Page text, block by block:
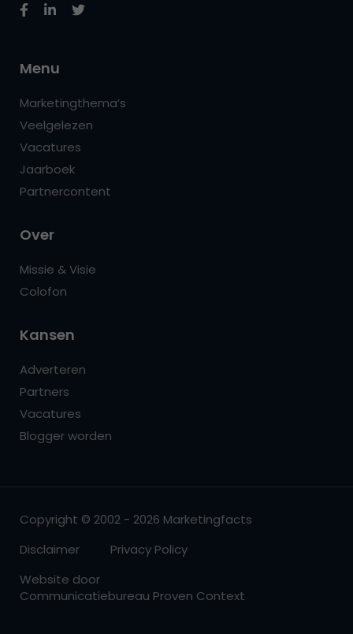
Menu
Marketingthema’s
Veelgelezen
Vacatures
Jaarboek
Partnercontent
Over
Missie & Visie
Colofon
Kansen
Adverteren
Partners
Vacatures
Blogger worden
Copyright © 2002 - 2026 Marketingfacts
Disclaimer
Privacy Policy
Website door
Communicatiebureau Proven Context